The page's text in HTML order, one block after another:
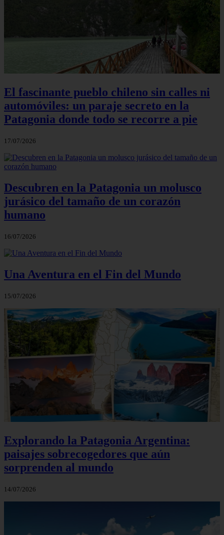
El fascinante pueblo chileno sin calles ni
automóviles: un paraje secreto en la
Patagonia donde todo se recorre a pie
17/07/2026
Descubren en la Patagonia un molusco
jurásico del tamaño de un corazón
humano
16/07/2026
Una Aventura en el Fin del Mundo
15/07/2026
Explorando la Patagonia Argentina:
paisajes sobrecogedores que aún
sorprenden al mundo
14/07/2026